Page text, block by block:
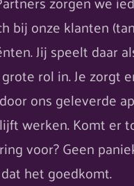
bij onze klanten
Jij speelt daar
rol in. Je zorgt
ons geleverde
werken. Komt er
voor? Geen
dat het goedkomt.